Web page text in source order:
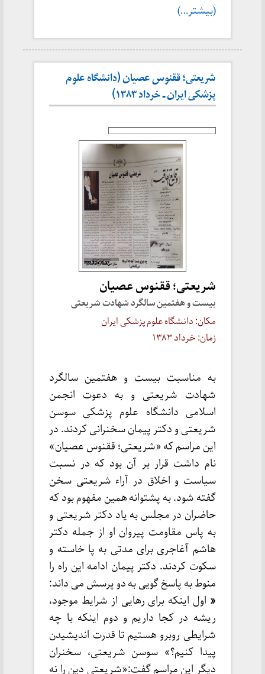
(بیشتر…)
شریعتی؛ ققنوس عصیان (دانشگاه علوم
پزشکی ایران ـ خرداد ۱۳۸۳)
شریعتی؛ ققنوس عصیان
بیست و هفتمین سالگرد شهادت شریعتی
مکان: دانشگاه علوم پزشکی ایران
زمان: خرداد ۱۳۸۳
به مناسبت بیست و هفتمین سالگرد
شهادت شریعتی و به دعوت انجمن
اسلامی دانشگاه علوم پزشکی سوسن
شریعتی و دکتر پیمان سخنرانی کردند. در
این مراسم که «شریعتی؛ ققنوس عصیان»
نام داشت قرار بر آن بود که در نسبت
سیاست و اخلاق در آراء شریعتی سخن
گفته شود. به پشتوانه همین مفهوم بود که
حاضران در مجلس به یاد دکتر شریعتی و
به پاس مقاومت پیروان او از جمله دکتر
هاشم آغاجری برای مدتی به پا خاسته و
سکوت کردند. دکتر پیمان ادامه این راه را
منوط به پاسخ گویی به دو پرسش می داند:
« اول اینکه برای رهایی از شرایط موجود،
ریشه در کجا داریم و دوم اینکه با چه
شرایطی روبرو هستیم تا قدرت اندیشیدن
پیدا کنیم؟» سوسن شریعتی، سخنران
دیگر این مراسم گفت:«شریعتی دین را نه